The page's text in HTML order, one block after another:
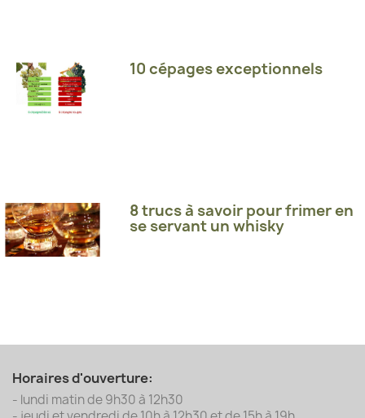
10 cépages exceptionnels
8 trucs à savoir pour frimer en
se servant un whisky
Horaires d'ouverture:
- lundi matin de 9h30 à 12h30